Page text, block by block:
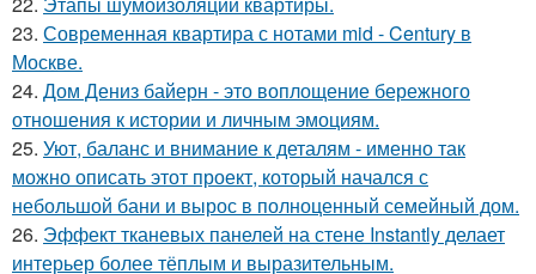
23. Современная квартира с нотами mid - Century в
Москве.
24. Дом Дениз байерн - это воплощение бережного
отношения к истории и личным эмоциям.
25. Уют, баланс и внимание к деталям - именно так
можно описать этот проект, который начался с
небольшой бани и вырос в полноценный семейный дом.
26. Эффект тканевых панелей на стене Instantly делает
интерьер более тёплым и выразительным.